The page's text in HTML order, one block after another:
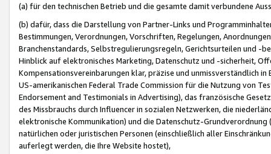
(a) für den technischen Betrieb und die gesamte damit verbundene
(b) dafür, dass die Darstellung von Partner-Links und
Bestimmungen, Verordnungen, Vorschriften, Regelungen,
Branchenstandards, Selbstregulierungsregeln, Gerichtsurteilen und -
Hinblick auf elektronisches Marketing, Datenschutz und -sicherheit,
Kompensationsvereinbarungen klar, präzise und unmissverständlich
US-amerikanischen Federal Trade Commission für die Nutzung von
Endorsement and Testimonials in Advertising), das französische
des Missbrauchs durch Influencer in sozialen Netzwerken, die
elektronische Kommunikation) und die Datenschutz-
natürlichen oder juristischen Personen (einschließlich aller
auferlegt werden, die Ihre Website hostet),